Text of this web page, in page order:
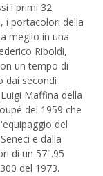
i primi 32
i portacolori della
meglio in una
Riboldi,
un tempo di
dai secondi
Maffina della
del 1959 che
del
e dalla
di un 57".95
del 1973.